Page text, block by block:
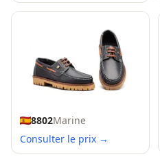
8802Marine
Consulter le prix →